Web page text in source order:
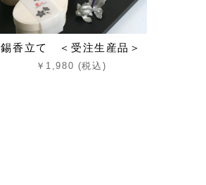
錫香立て ＜受注生産品＞
￥1,980 (税込)